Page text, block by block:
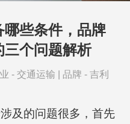
些条件，品牌
个问题解析
- 交通运输 品牌 - 吉利
及的问题很多，首先